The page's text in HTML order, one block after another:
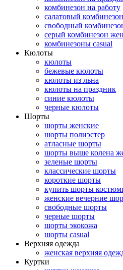
комбинезон на работу
салатовый комбинезон
свободный
серый комбинезон
комбинезоны casual
Кюлоты
кюлоты
бежевые кюлоты
кюлоты из льна
кюлоты на праздник
синие кюлоты
черные кюлоты
Шорты
шорты женские
шорты полиэстер
атласные шорты
шорты выше колена
зеленые шорты
классические шорты
короткие шорты
купить шорты
женские вечерние
свободные шорты
черные шорты
шорты экокожа
шорты casual
Верхняя одежда
женская верхняя
Куртки